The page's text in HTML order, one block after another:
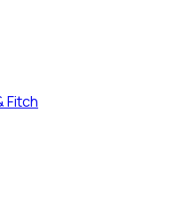
Fitch